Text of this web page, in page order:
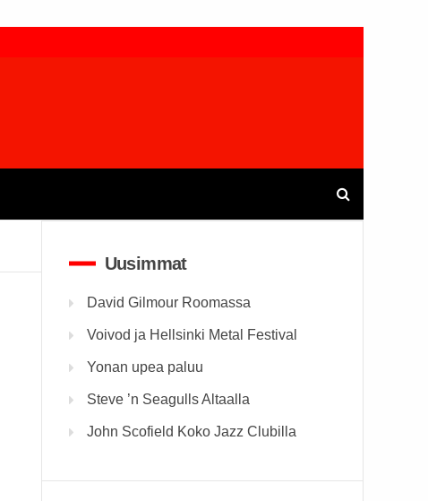
Uusimmat
David Gilmour Roomassa
Voivod ja Hellsinki Metal Festival
Yonan upea paluu
Steve ’n Seagulls Altaalla
John Scofield Koko Jazz Clubilla